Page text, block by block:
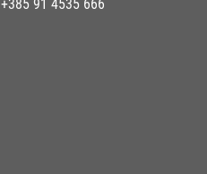
+385 91 4535 666